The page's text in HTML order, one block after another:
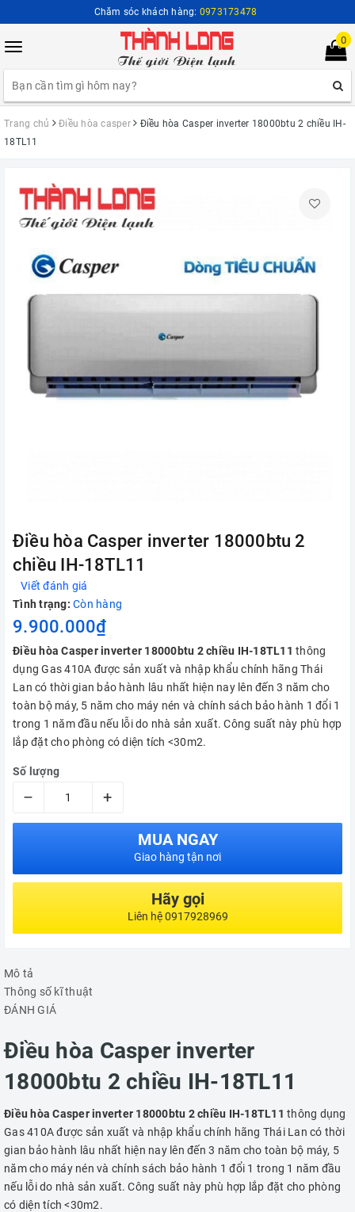
Chăm sóc khách hàng: 0973173478
Toggle
0
Trang chủ Điều hòa casper
Điều hòa Casper inverter 18000btu 2 chiều IH-
18TL11
Điều hòa Casper inverter 18000btu 2
chiều IH-18TL11
Viết đánh giá
Tình trạng: Còn hàng
9.900.000₫
Điều hòa Casper inverter 18000btu 2 chiều IH-18TL11 thông
dụng Gas 410A được sản xuất và nhập khẩu chính hãng Thái
Lan có thời gian bảo hành lâu nhất hiện nay lên đến 3 năm cho
toàn bộ máy, 5 năm cho máy nén và chính sách bảo hành 1 đổi 1
trong 1 năm đầu nếu lỗi do nhà sản xuất. Công suất này phù hợp
lắp đặt cho phòng có diện tích <30m2.
Số lượng
– +
MUA NGAY
Giao hàng tận nơi
Hãy gọi
Liên hệ 0917928969
Mô tả
Thông số kĩ thuật
ĐÁNH GIÁ
Điều hòa Casper inverter
18000btu 2 chiều IH-18TL11
Điều hòa Casper inverter 18000btu 2 chiều IH-18TL11 thông dụng
Gas 410A được sản xuất và nhập khẩu chính hãng Thái Lan có thời
gian bảo hành lâu nhất hiện nay lên đến 3 năm cho toàn bộ máy, 5
năm cho máy nén và chính sách bảo hành 1 đổi 1 trong 1 năm đầu
nếu lỗi do nhà sản xuất. Công suất này phù hợp lắp đặt cho phòng
có diện tích <30m2.